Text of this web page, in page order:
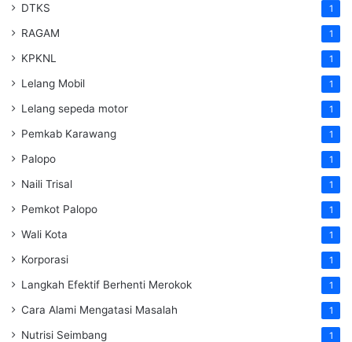
DTKS 1
RAGAM 1
KPKNL 1
Lelang Mobil 1
Lelang sepeda motor 1
Pemkab Karawang 1
Palopo 1
Naili Trisal 1
Pemkot Palopo 1
Wali Kota 1
Korporasi 1
Langkah Efektif Berhenti Merokok 1
Cara Alami Mengatasi Masalah 1
Nutrisi Seimbang 1